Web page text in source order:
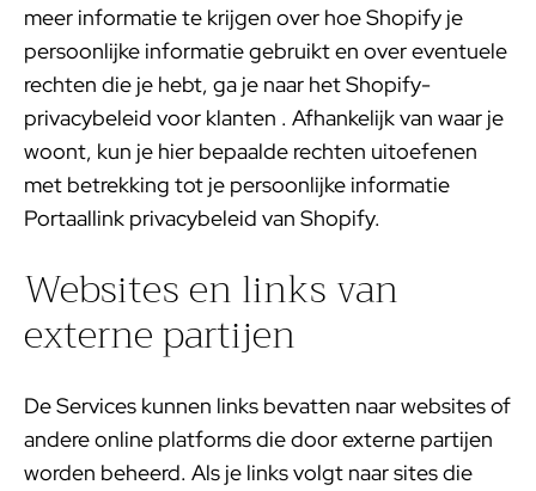
meer informatie te krijgen over hoe Shopify je
persoonlijke informatie gebruikt en over eventuele
rechten die je hebt, ga je naar hetShopify-
privacybeleid voor klanten . Afhankelijk van waar je
woont, kun je hier bepaalde rechten uitoefenen
met betrekking tot je persoonlijke informatie
Portaallink privacybeleid van Shopify.
Websites en links van
externe partijen
De Services kunnen links bevatten naar websites of
andere online platforms die door externe partijen
worden beheerd. Als je links volgt naar sites die